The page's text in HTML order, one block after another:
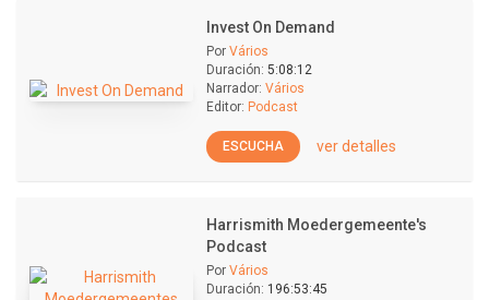
Invest On Demand
Por Vários
Duración: 5:08:12
Narrador: Vários
Editor: Podcast
ESCUCHA ver detalles
Harrismith Moedergemeente's
Podcast
Por Vários
Duración: 196:53:45